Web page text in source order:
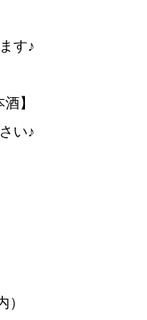
す♪
】
い♪
）